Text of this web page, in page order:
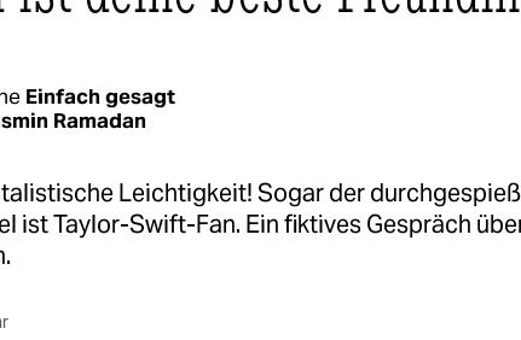
Einfach gesagt
Ramadan
Leichtigkeit! Sogar der
ist Taylor-Swift-Fan. Ein fiktives Gespräch